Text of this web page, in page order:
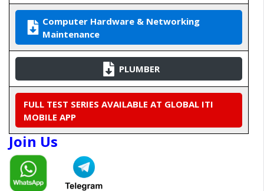
Computer Hardware & Networking
Maintenance
PLUMBER
FULL TEST SERIES AVAILABLE AT GLOBAL ITI
MOBILE APP
Join Us